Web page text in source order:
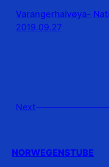
Varangerhalvøya-
2019.09.27
Next
NORWEGENSTUBE